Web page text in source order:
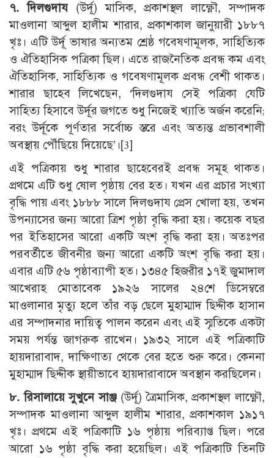
৭. দিলগুদায(উর্দূ) মাসিক, প্রকাশস্থল লাক্ষ্ণৌ, সম্পাদক
মাওলানা আব্দুল হালীম শারার, প্রকাশকাল জানুয়ারী ১৮৮৭
খৃঃ। এটি উর্দূ ভাষার অন্যতম শ্রেষ্ঠ গবেষণামূলক, সাহিত্যিক
ও ঐতিহাসিক পত্রিকা ছিল। এতে রাজনৈতিক প্রবন্ধ কম এবং
ঐতিহাসিক, সাহিত্যিক ও গবেষণামূলক প্রবন্ধ বেশী থাকত।
শারার ছাহেব লিখেছেন, ‘দিলগুদায সেই পত্রিকা যেটি
সাহিত্য হিসাবে উর্দূর জগতে শুধু নিজেই খ্যাতি অর্জন করেনি;
বরং উর্দূকে পূর্ণতার সর্বোচ্চ স্তরে এবং অত্যন্ত প্রভাবশালী
অবস্থায় পৌঁছিয়ে দিয়েছে’।[3]
এই পত্রিকায় শুধু শারার ছাহেবেরই প্রবন্ধ সমূহ থাকত।
প্রথমে এটি শুধু ষোল পৃষ্ঠায় বের হত। যখন এর প্রচার সংখ্যা
বৃদ্ধি পায় এবং ১৮৮৮ সালে দিলগুদায প্রেস খোলা হয়, তখন
উপন্যাসের জন্য আরো ত্রিশ পৃষ্ঠা বৃদ্ধি করা হয়। কয়েক বছর
পর ইতিহাসের আরো একটি অংশ বৃদ্ধি করা হয়। অতঃপর
পরবর্তীতে জীবনীর জন্য আরো একটি অংশ বৃদ্ধি করা হয়।
এবার এটি ৫৬ পৃষ্ঠাব্যাপী হত। ১৩৪৫ হিজরীর ১৭ই জুমাদাল
আখেরাহ মোতাবেক ১৯২৬ সালের ২৪শে ডিসেম্বরে
মাওলানার মৃত্যু হলে তাঁর বড় ছেলে মুহাম্মাদ ছিদ্দীক হাসান
এর সম্পাদনার দায়িত্ব পালন করেন এবং এই স্মৃতিকে একটা
সময় পর্যন্ত জাগরুক রাখেন। ১৯৩২ সালে এই পত্রিকাটি
হায়দারাবাদ, দাক্ষিণাত্য থেকে বের হতে শুরু করে। কেননা
মুহাম্মাদ ছিদ্দীক স্থায়ীভাবে হায়দারাবাদে অবস্থান করছিলেন।
৮. রিসালায়ে সুখুনে সাঞ্জ(উর্দূ) ত্রৈমাসিক, প্রকাশস্থল লাক্ষ্ণৌ,
সম্পাদক মাওলানা আব্দুল হালীম শারার, প্রকাশকাল ১৯১৭
খৃঃ। প্রথমে এই পত্রিকাটি ১৬ পৃষ্ঠায় পরিব্যাপ্ত ছিল। পরে
আরো ১৬ পৃষ্ঠা বৃদ্ধি করা হয়েছিল। এই পত্রিকাটি তিনটি